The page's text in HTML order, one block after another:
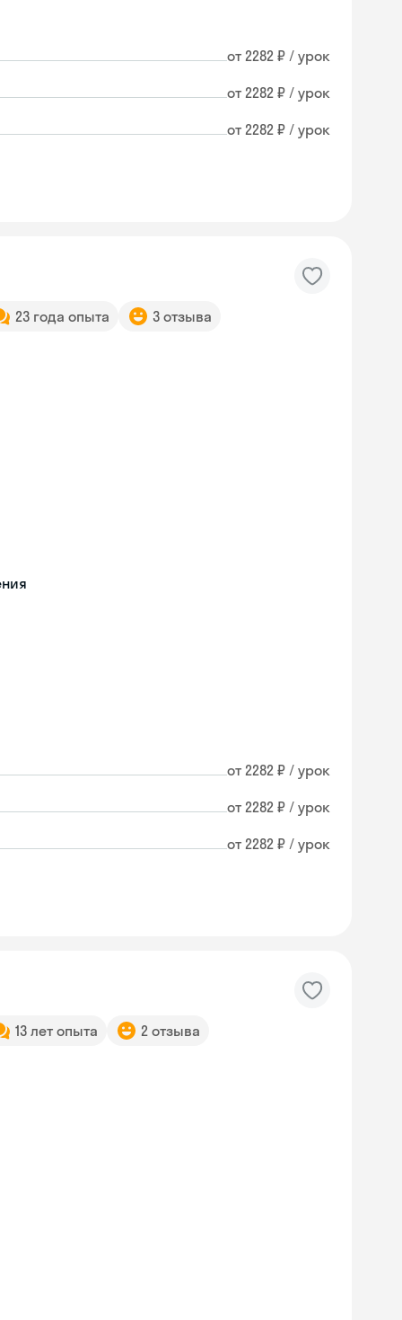
от 2282 ₽ / урок
от 2282 ₽ / урок
от 2282 ₽ / урок
23 года опыта 3 отзыва
от 2282 ₽ / урок
от 2282 ₽ / урок
от 2282 ₽ / урок
13 лет опыта 2 отзыва